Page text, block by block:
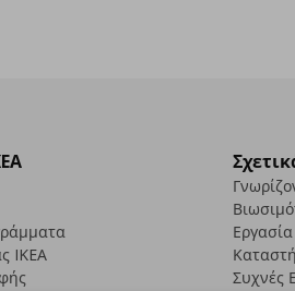
IKEA
Συχνές